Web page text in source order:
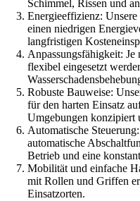
Schimmel, Rissen und
Energieeffizienz:
einen niedrigen
langfristigen
Anpassungsfähigkeit: Je
flexibel eingesetzt
Robuste Bauweise:
für den harten Einsatz
Umgebungen konzipiert
Automatische
automatische
Betrieb und eine
Mobilität und einfache
mit Rollen und Griffen
Einsatzorten.